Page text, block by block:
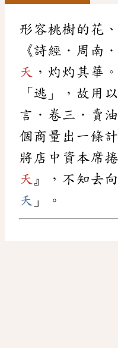
形容桃樹的花
《詩經．周南
夭 ，灼灼其華
「逃」，故用
言．卷三．賣
個商量出一條
將店中資本席
夭 』，不知去
夭 」。